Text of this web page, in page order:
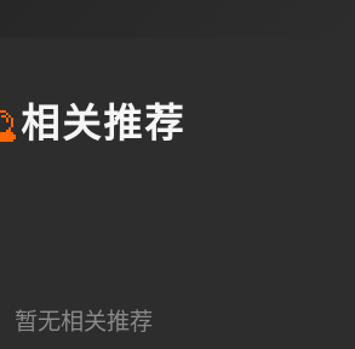
相关推荐
暂无相关推荐